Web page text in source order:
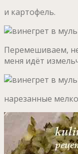
и картофель.
Перемешиваем,
меня идёт
нарезанные